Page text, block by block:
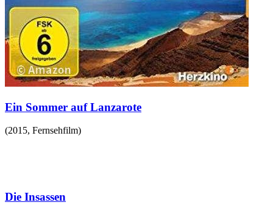
Ein Sommer auf Lanzarote
(2015, Fernsehfilm)
Die Insassen